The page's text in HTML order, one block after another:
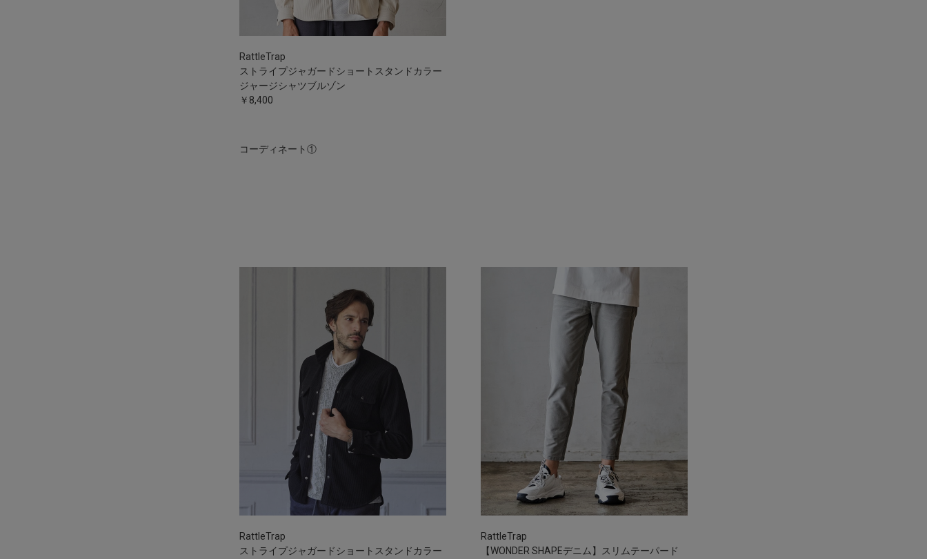
RattleTrap
ストライプジャガードショートスタンドカラー
ジャージシャツブルゾン
￥8,400
コーディネート①
RattleTrap
ストライプジャガードショートスタンドカラー
RattleTrap
【WONDER SHAPEデニム】スリムテーパード